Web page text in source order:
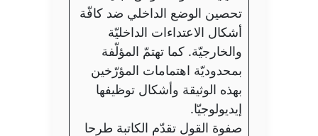
تحصين الوضع الداخلي ضد كافّة
أشكال الاعتداءات الداخليّة
والخارجيّة. كما تهتمّ المؤلّفة
بمحدوديّة اهتمامات المؤرّخين
بهذه الوثيقة وأشكال توظيفها
إيديولوجيّا.
صفوة القول تقدّم الكاتبة طرحا